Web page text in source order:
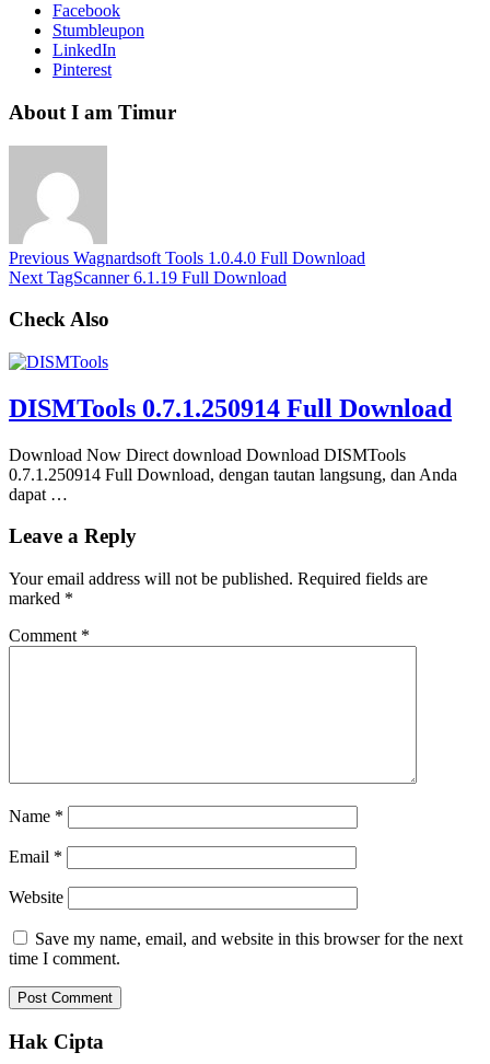
Facebook
Stumbleupon
LinkedIn
Pinterest
About I am Timur
Previous Wagnardsoft Tools 1.0.4.0 Full Download
Next TagScanner 6.1.19 Full Download
Check Also
DISMTools 0.7.1.250914 Full Download
Download Now Direct download Download DISMTools
0.7.1.250914 Full Download, dengan tautan langsung, dan Anda
dapat …
Leave a Reply
Your email address will not be published. Required fields are
marked *
Comment *
Name *
Email *
Website
Save my name, email, and website in this browser for the next
time I comment.
Hak Cipta